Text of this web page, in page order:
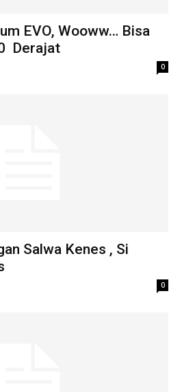
EVO, Wooww… Bisa
Derajat
0
Salwa Kenes , Si
0